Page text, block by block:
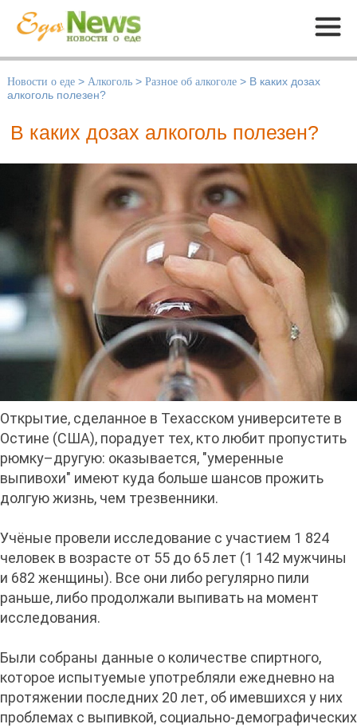
Меню
Новости о еде > Алкоголь > Разное об алкоголе > В каких дозах
алкоголь полезен?
В каких дозах алкоголь полезен?
Открытие, сделанное в Техасском университете в
Остине (США), порадует тех, кто любит пропустить
рюмку–другую: оказывается, "умеренные
выпивохи" имеют куда больше шансов прожить
долгую жизнь, чем трезвенники.
Учёные провели исследование с участием 1 824
человек в возрасте от 55 до 65 лет (1 142 мужчины
и 682 женщины). Все они либо регулярно пили
раньше, либо продолжали выпивать на момент
исследования.
Были собраны данные о количестве спиртного,
которое испытуемые употребляли ежедневно на
протяжении последних 20 лет, об имевшихся у них
проблемах с выпивкой, социально-демографических